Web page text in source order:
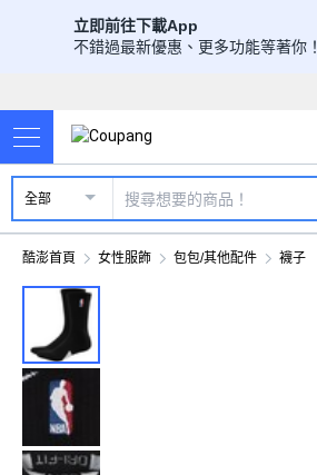
立即前往下載App
不錯過最新優惠、更多功能等著你！
全部
酷澎首頁 女性服飾 包包/其他配件 襪子